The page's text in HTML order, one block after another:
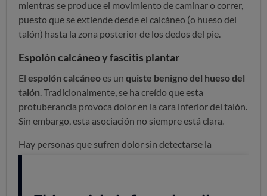
mientras se produce el movimiento de caminar o correr,
puesto que se extiende desde el calcáneo (o hueso del
talón) hasta la zona posterior de los dedos del pie.
Espolón calcáneo y fascitis plantar
El espolón calcáneoes un quiste benigno del hueso del
talón. Tradicionalmente, se ha creído que esta
protuberancia provoca dolor en la cara inferior del talón.
Sin embargo, esta asociación no siempre está clara.
Hay personas que sufren dolor sin detectarse la
presencia de espolón calcáneo en las radiografías, e